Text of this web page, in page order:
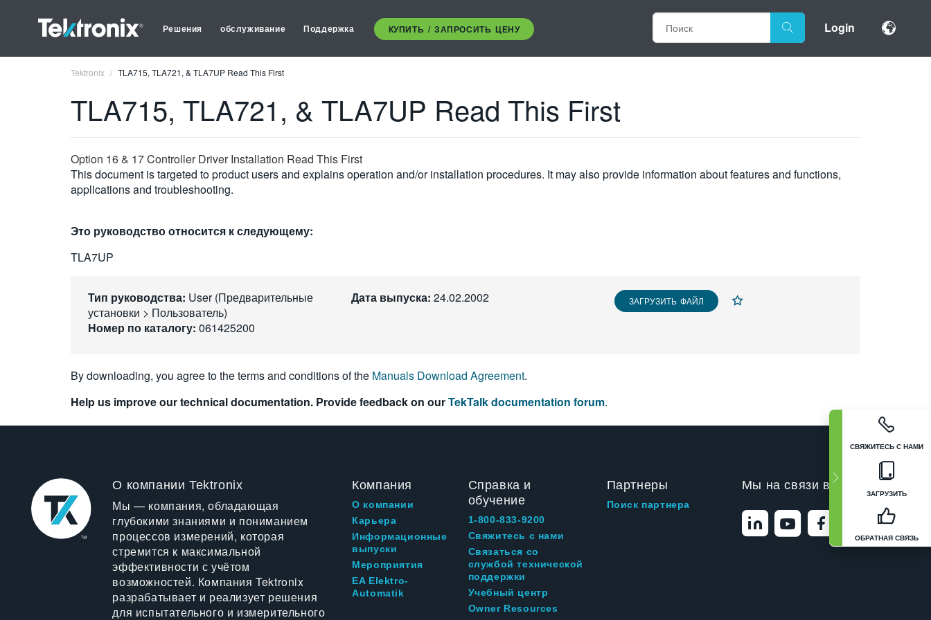
Решения обслуживание Поддержка КУПИТЬ / ЗАПРОСИТЬ ЦЕНУ Login
СВЯЖИТЕСЬ С НАМИ
ЗАГРУЗИТЬ
ОБРАТНАЯ СВЯЗЬ
Tektronix TLA715, TLA721, & TLA7UP Read This First
TLA715, TLA721, & TLA7UP Read This First
Option 16 & 17 Controller Driver Installation Read This First
This document is targeted to product users and explains operation and/or installation procedures. It may also provide information about features and functions,
applications and troubleshooting.
Это руководство относится к следующему:
TLA7UP
Тип руководства: User (Предварительные
установки > Пользователь)
Номер по каталогу: 061425200
Дата выпуска: 24.02.2002 ЗАГРУЗИТЬ ФАЙЛ
By downloading, you agree to the terms and conditions of the Manuals Download Agreement.
Help us improve our technical documentation. Provide feedback on ourTekTalk documentation forum.
О компании Tektronix
Мы — компания, обладающая
глубокими знаниями и пониманием
процессов измерений, которая
стремится к максимальной
эффективности с учётом
возможностей. Компания Tektronix
разрабатывает и реализует решения
для испытательного и измерительного
Компания
О компании
Карьера
Информационные
выпуски
Мероприятия
EA Elektro-
Automatik
Справка и
обучение
1-800-833-9200
Свяжитесь с нами
Связаться со
службой технической
поддержки
Учебный центр
Owner Resources
Партнеры
Поиск партнера
Мы на связи в